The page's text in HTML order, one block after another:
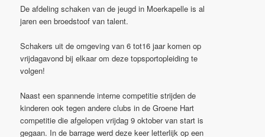
De afdeling schaken van de jeugd in Moerkapelle is al
jaren een broedstoof van talent.
Schakers uit de omgeving van 6 tot16 jaar komen op
vrijdagavond bij elkaar om deze topsportopleiding te
volgen!
Naast een spannende interne competitie strijden de
kinderen ook tegen andere clubs in de Groene Hart
competitie die afgelopen vrijdag 9 oktober van start is
gegaan. In de barrage werd deze keer letterlijk op een